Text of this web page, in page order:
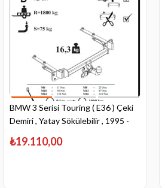
BMW 3 Serisi Touring ( E36 ) Çeki
Demiri , Yatay Sökülebilir , 1995 -
₺19.110,00